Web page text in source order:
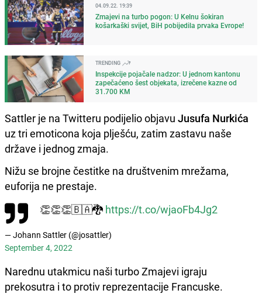
04.09.22. 19:39
Zmajevi na turbo pogon: U Kelnu šokiran
košarkaški svijet, BiH pobijedila prvaka Evrope!
TRENDING
Inspekcije pojačale nadzor: U jednom kantonu
zapečaćeno šest objekata, izrečene kazne od
31.700 KM
Sattler je na Twitteru podijelio objavu Jusufa Nurkića
uz tri emoticona koja plješću, zatim zastavu naše
države i jednog zmaja.
Nižu se brojne čestitke na društvenim mrežama,
euforija ne prestaje.
👏👏👏🇧🇦🐉 https://t.co/wjaoFb4Jg2
— Johann Sattler (@josattler)
September 4, 2022
Narednu utakmicu naši turbo Zmajevi igraju
prekosutra i to protiv reprezentacije Francuske.